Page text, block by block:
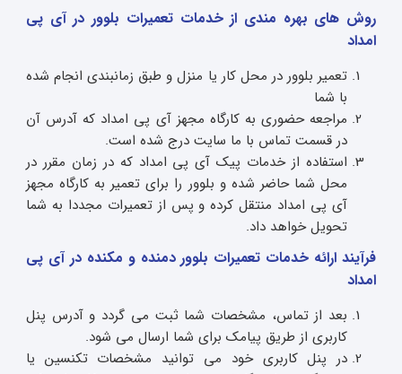
روش های بهره مندی از خدمات تعمیرات بلوور در آی پی
امداد
تعمیر بلوور در محل کار یا منزل و طبق زمانبندی انجام شده
با شما
مراجعه حضوری به کارگاه مجهز آی پی امداد که آدرس آن
در قسمت تماس با ما سایت درج شده است.
استفاده از خدمات پیک آی پی امداد که در زمان مقرر در
محل شما حاضر شده و بلوور را برای تعمیر به کارگاه مجهز
آی پی امداد منتقل کرده و پس از تعمیرات مجددا به شما
تحویل خواهد داد.
فرآیند ارائه خدمات تعمیرات بلوور دمنده و مکنده در آی پی
امداد
بعد از تماس، مشخصات شما ثبت می گردد و آدرس پنل
کاربری از طریق پیامک برای شما ارسال می شود.
در پنل کاربری خود می توانید مشخصات تکنسین یا